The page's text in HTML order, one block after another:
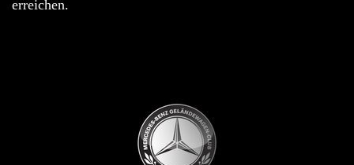
erreichen.